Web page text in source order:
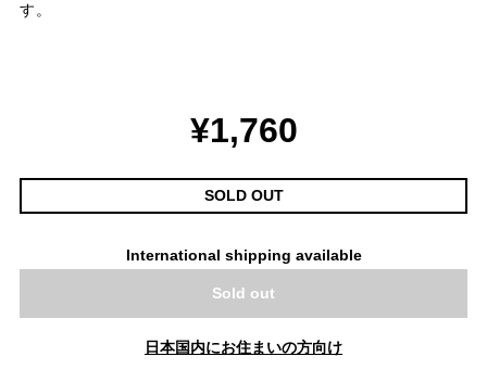
す。
¥1,760
SOLD OUT
International shipping available
Sold out
日本国内にお住まいの方向け